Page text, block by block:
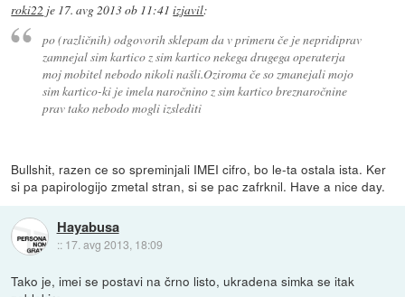
roki22 je 17. avg 2013 ob 11:41 izjavil:
po (različnih) odgovorih sklepam da v primeru če je nepridiprav
zamnejal sim kartico z sim kartico nekega drugega operaterja
moj mobitel nebodo nikoli našli.Oziroma če so zmanejali mojo
sim kartico-ki je imela naročnino z sim kartico breznaročnine
prav tako nebodo mogli izslediti
Bullshit, razen ce so spreminjali IMEI cifro, bo le-ta ostala ista. Ker
si pa papirologijo zmetal stran, si se pac zafrknil. Have a nice day.
Hayabusa
:: 17. avg 2013, 18:09
Tako je, imei se postavi na črno listo, ukradena simka se itak